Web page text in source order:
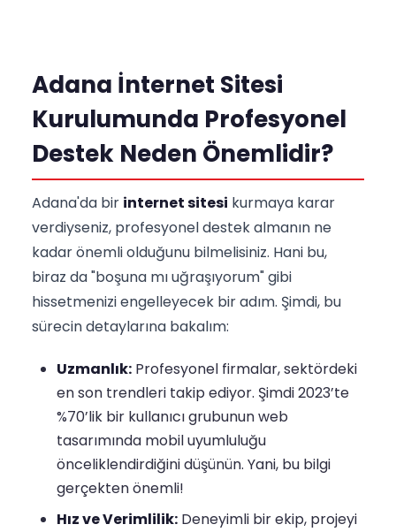
Adana İnternet Sitesi
Kurulumunda Profesyonel
Destek Neden Önemlidir?
Adana'da bir internet sitesi kurmaya karar
verdiyseniz, profesyonel destek almanın ne
kadar önemli olduğunu bilmelisiniz. Hani bu,
biraz da "boşuna mı uğraşıyorum" gibi
hissetmenizi engelleyecek bir adım. Şimdi, bu
sürecin detaylarına bakalım:
Uzmanlık: Profesyonel firmalar, sektördeki
en son trendleri takip ediyor. Şimdi 2023’te
%70’lik bir kullanıcı grubunun web
tasarımında mobil uyumluluğu
önceliklendirdiğini düşünün. Yani, bu bilgi
gerçekten önemli!
Hız ve Verimlilik: Deneyimli bir ekip, projeyi